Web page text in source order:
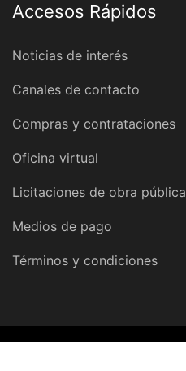
Accesos Rápidos
Noticias de interés
Canales de contacto
Compras y contrataciones
Oficina virtual
Licitaciones de obra pública
Medios de pago
Términos y condiciones